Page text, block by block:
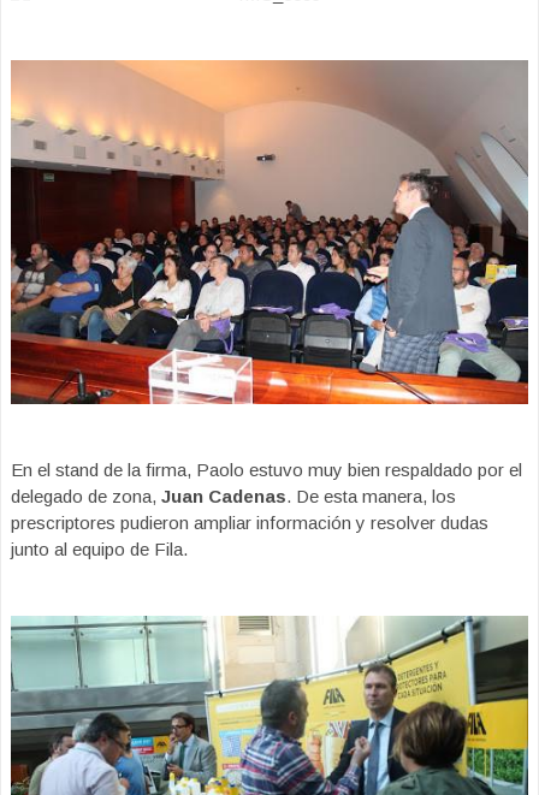
En el stand de la firma, Paolo estuvo muy bien respaldado por el
delegado de zona, Juan Cadenas. De esta manera, los
prescriptores pudieron ampliar información y resolver dudas
junto al equipo de Fila.